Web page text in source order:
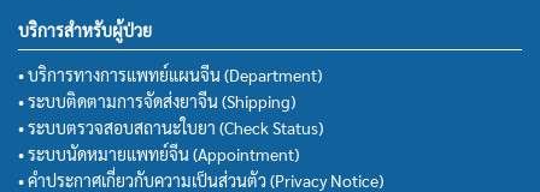
บริการสำหรับผู้ป่วย
• บริการทางการแพทย์แผนจีน (Department)
• ระบบติดตามการจัดส่งยาจีน (Shipping)
• ระบบตรวจสอบสถานะใบยา (Check Status)
• ระบบนัดหมายแพทย์จีน (Appointment)
• คำประกาศเกี่ยวกับความเป็นส่วนตัว (Privacy Notice)